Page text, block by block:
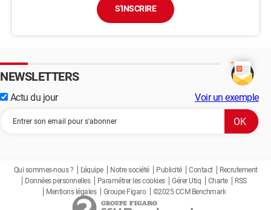
S'INSCRIRE
NEWSLETTERS
Actu du jour Voir un exemple
Qui sommes-nous ? L'équipe Notre société Publicité Contact
Recrutement
Données personnelles
Paramétrer les cookies Gérer Utiq Charte
RSS
Mentions légales
Groupe Figaro ©2025 CCM Benchmark